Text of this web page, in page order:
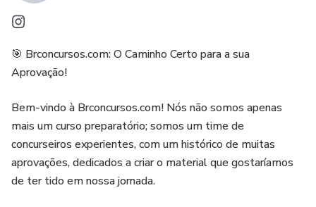
Este simulado é o seu "treino difícil" para o "combate fácil".
📈 Seu Diagnóstico de Combate Imediato
completo da sua preparação. Você não sai com dúvidas,
você sai com um plano:
📊 Gráficos de Desempenho Instantâneos: Veja na hora,
com gráficos simples, quais matérias estão puxando sua
🎯 Brconcursos.com: O Caminho Certo para a sua
Aprovação!
Bem-vindo à Brconcursos.com! Nós não somos apenas
mais um curso preparatório; somos um time de
concurseiros experientes, com um histórico de muitas
aprovações, dedicados a criar o material que gostaríamos
de ter tido em nossa jornada.